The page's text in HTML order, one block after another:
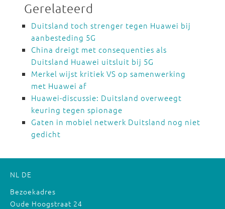
Gerelateerd
Duitsland toch strenger tegen Huawei bij
aanbesteding 5G
China dreigt met consequenties als
Duitsland Huawei uitsluit bij 5G
Merkel wijst kritiek VS op samenwerking
met Huawei af
Huawei-discussie: Duitsland overweegt
keuring tegen spionage
Gaten in mobiel netwerk Duitsland nog niet
gedicht
NL DE
Bezoekadres
Oude Hoogstraat 24